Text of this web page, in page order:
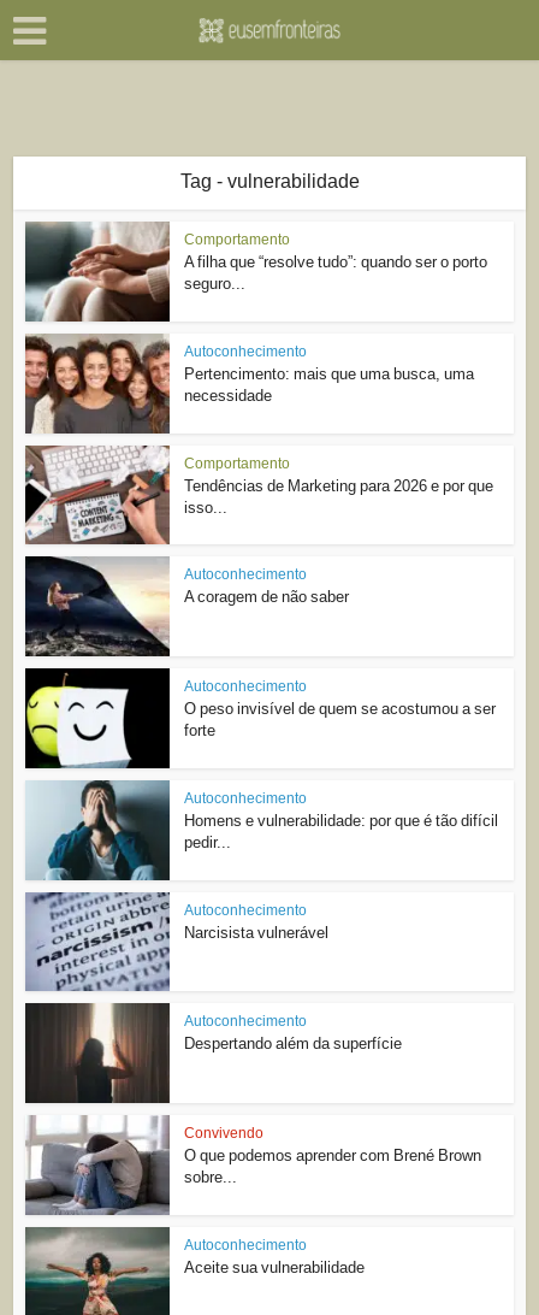
Tag - vulnerabilidade
Comportamento
A filha que “resolve tudo”: quando ser o porto
seguro...
Autoconhecimento
Pertencimento: mais que uma busca, uma
necessidade
Comportamento
Tendências de Marketing para 2026 e por que
isso...
Autoconhecimento
A coragem de não saber
Autoconhecimento
O peso invisível de quem se acostumou a ser
forte
Autoconhecimento
Homens e vulnerabilidade: por que é tão difícil
pedir...
Autoconhecimento
Narcisista vulnerável
Autoconhecimento
Despertando além da superfície
Convivendo
O que podemos aprender com Brené Brown
sobre...
Autoconhecimento
Aceite sua vulnerabilidade